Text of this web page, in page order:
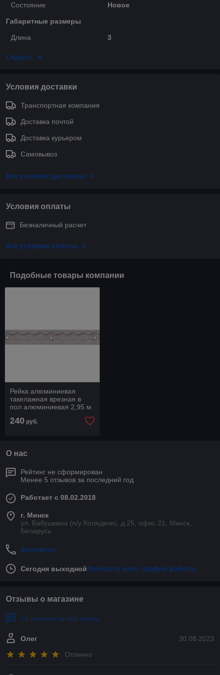
Состояние Новое
Габаритные размеры
Длина 3
Скрыть
Условия доставки
Транспортная компания
Доставка почтой
Доставка курьером
Самовывоз
Все условия доставки
Условия оплаты
Безналичный расчет
Все условия оплаты
Подобные товары компании
Рейка алюминиевая
такелажная врезная в
пол алюминиевая 2,95 м
240 руб.
О нас
Рейтинг не сформирован
Менее 5 отзывов за последний год
Работает с 08.02.2018
г. Минск
ул. Бабушкина (п/у Колядичи), д.25, офис 21, Минск,
Беларусь
Контакты
Сегодня выходнойПоказать весь график работы
Отзывы о магазине
14 отзывов за всё время
30.08.2023
Олег
Отлично